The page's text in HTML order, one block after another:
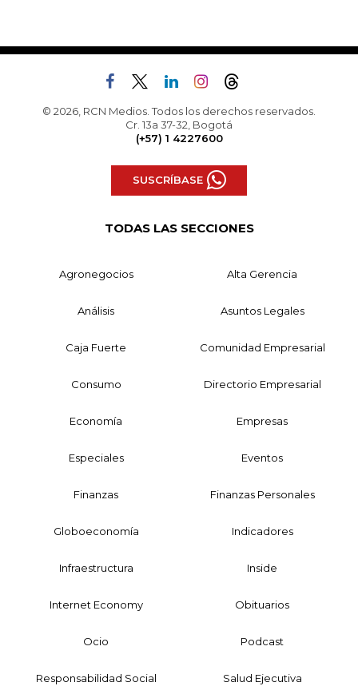
© 2026, RCN Medios. Todos los derechos reservados.
Cr. 13a 37-32, Bogotá
(+57) 1 4227600
SUSCRÍBASE
TODAS LAS SECCIONES
Agronegocios Alta Gerencia
Análisis Asuntos Legales
Caja Fuerte Comunidad Empresarial
Consumo Directorio Empresarial
Economía Empresas
Especiales Eventos
Finanzas Finanzas Personales
Globoeconomía Indicadores
Infraestructura Inside
Internet Economy Obituarios
Ocio Podcast
Responsabilidad Social Salud Ejecutiva